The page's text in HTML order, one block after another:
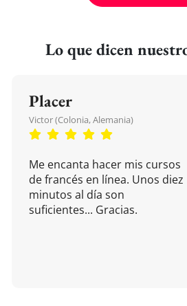
Lo que dicen
Placer
Victor (Colonia, Alemania)
Me encanta hacer mis cursos
de francés en línea. Unos diez
minutos al día son
suficientes... Gracias.